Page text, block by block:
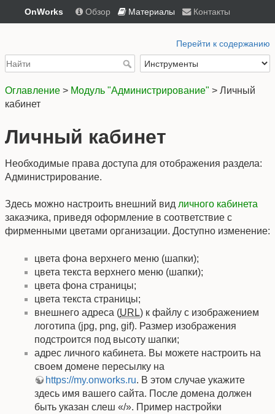
OnWorks Обзор Материалы Контакты
Перейти к содержанию
Оглавление > Модуль "Администрирование" > Личный
кабинет
Личный кабинет
Необходимые права доступа для отображения раздела:
Администрирование.
Здесь можно настроить внешний вид личного кабинета
заказчика, приведя оформление в соответствие с
фирменными цветами организации. Доступно изменение:
цвета фона верхнего меню (шапки);
цвета текста верхнего меню (шапки);
цвета фона страницы;
цвета текста страницы;
внешнего адреса (URL) к файлу с изображением
логотипа (jpg, png, gif). Размер изображения
подстроится под высоту шапки;
адрес личного кабинета. Вы можете настроить на
своем домене пересылку на
https://my.onworks.ru. В этом случае укажите
здесь имя вашего сайта. После домена должен
быть указан слеш «/». Пример настройки